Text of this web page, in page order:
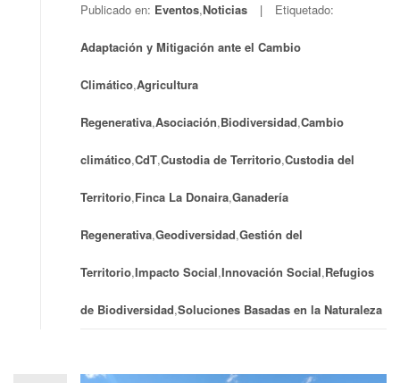
Publicado en: Eventos,Noticias Etiquetado:
Adaptación y Mitigación ante el Cambio
Climático,Agricultura
Regenerativa,Asociación,Biodiversidad,Cambio
climático,CdT,Custodia de Territorio,Custodia del
Territorio,Finca La Donaira,Ganadería
Regenerativa,Geodiversidad,Gestión del
Territorio,Impacto Social,Innovación Social,Refugios
de Biodiversidad,Soluciones Basadas en la Naturaleza